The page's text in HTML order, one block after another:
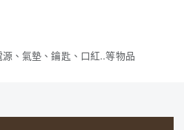
、氣墊、鑰匙、口紅..等物品